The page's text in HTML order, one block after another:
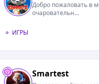
Добро пожаловать в
очаровательн...
ИГРЫ
Smartest